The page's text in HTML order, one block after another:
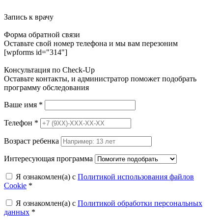
Запись к врачу
Форма обратной связи
Оставьте свой номер телефона и мы вам перезоним
[wpforms id="314"]
Консультация по Check-Up
Оставьте контакты, и администратор поможет подобрать
программу обследования
Ваше имя *
Телефон *
Возраст ребенка
Интересующая программа
Я ознакомлен(а) с Политикой использования файлов
Cookie *
Я ознакомлен(а) с Политикой обработки персональных
данных *